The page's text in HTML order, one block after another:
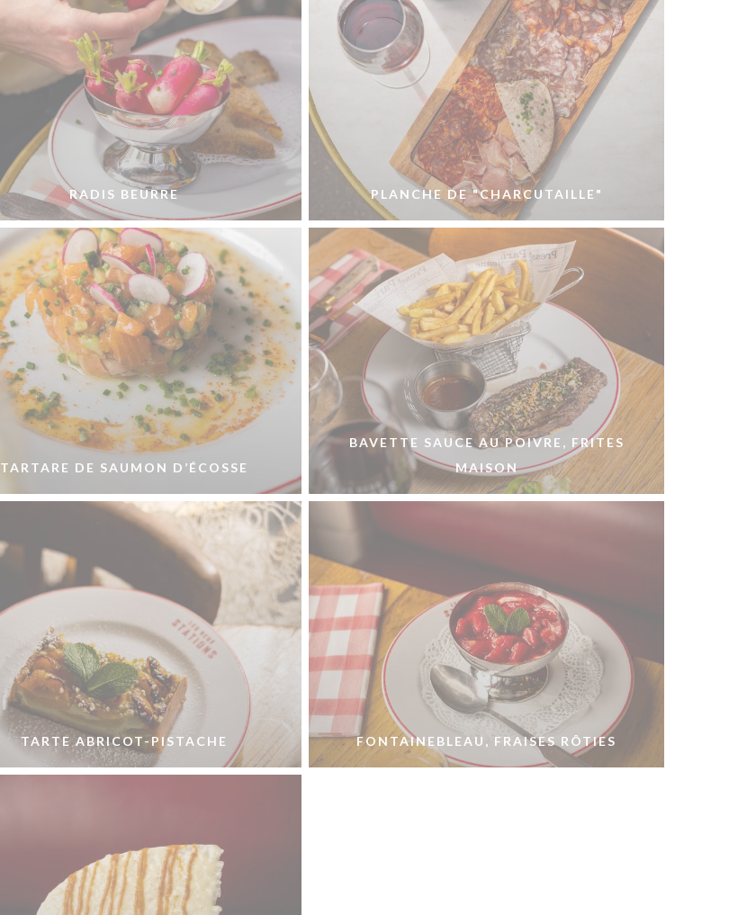
RADIS BEURRE PLANCHE DE "CHARCUTAILLE"
TARTARE DE SAUMON D’ÉCOSSE
BAVETTE SAUCE AU POIVRE, FRITES
MAISON
TARTE ABRICOT-PISTACHE FONTAINEBLEAU, FRAISES RÔTIES